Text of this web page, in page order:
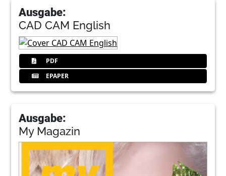
Ausgabe:
CAD CAM English
PDF
EPAPER
Ausgabe:
My Magazin